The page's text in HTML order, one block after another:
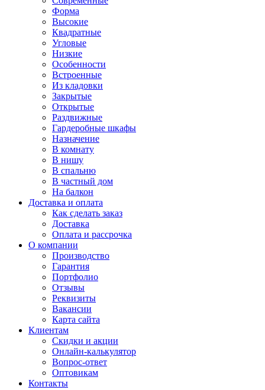
Форма
Высокие
Квадратные
Угловые
Низкие
Особенности
Встроенные
Из кладовки
Закрытые
Открытые
Раздвижные
Гардеробные шкафы
Назначение
В комнату
В нишу
В спальню
В частный дом
На балкон
Доставка и оплата
Как сделать заказ
Доставка
Оплата и рассрочка
О компании
Производство
Гарантия
Портфолио
Отзывы
Реквизиты
Вакансии
Карта сайта
Клиентам
Скидки и акции
Онлайн-калькулятор
Вопрос-ответ
Оптовикам
Контакты